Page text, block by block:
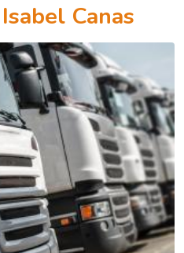
Isabel Canas